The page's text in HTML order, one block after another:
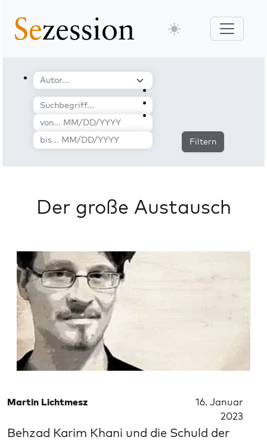
Filtern
Der große Austausch
Martin Lichtmesz
16. Januar
2023
Behzad Karim Khani und die Schuld der